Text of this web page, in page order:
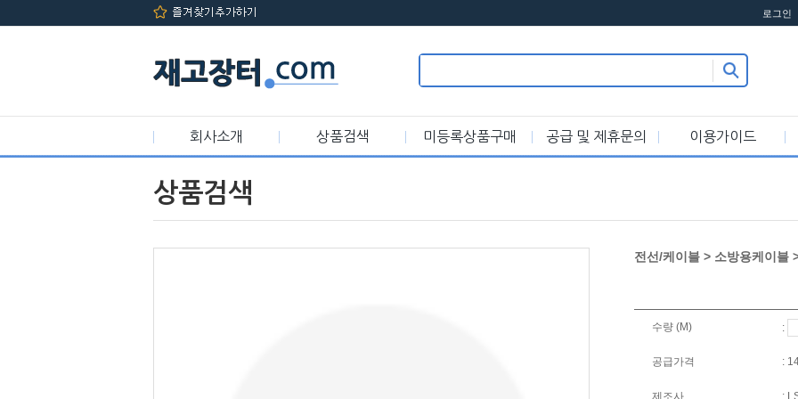
로그인
회사소개 상품검색 미등록상품구매 공급 및 제휴문의 이용가이드
상품검색
전선/케이블 > 소방용케이블
수량 (M) :
공급가격 :
제조사 :